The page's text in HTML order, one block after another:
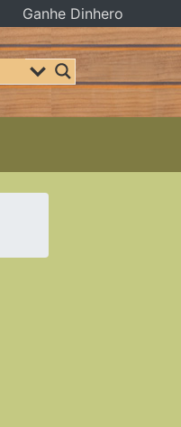
Ganhe Dinhero